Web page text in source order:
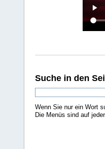
Suche in den
Wenn Sie nur ein Wort
Die Menüs sind auf